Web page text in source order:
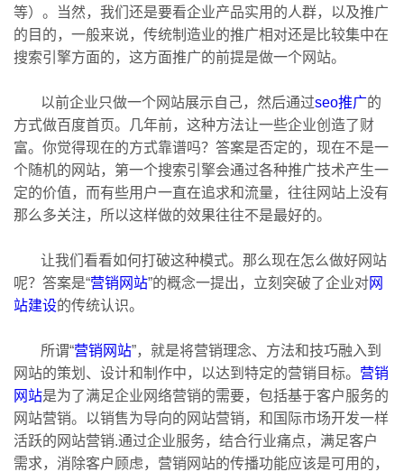
等）。当然，我们还是要看企业产品实用的人群，以及推广
的目的，一般来说，传统制造业的推广相对还是比较集中在
搜索引擎方面的，这方面推广的前提是做一个网站。
以前企业只做一个网站展示自己，然后通过seo推广的
方式做百度首页。几年前，这种方法让一些企业创造了财
富。你觉得现在的方式靠谱吗？答案是否定的，现在不是一
个随机的网站，第一个搜索引擎会通过各种推广技术产生一
定的价值，而有些用户一直在追求和流量，往往网站上没有
那么多关注，所以这样做的效果往往不是最好的。
让我们看看如何打破这种模式。那么现在怎么做好网站
呢？答案是“营销网站”的概念一提出，立刻突破了企业对网
站建设的传统认识。
所谓“营销网站”，就是将营销理念、方法和技巧融入到
网站的策划、设计和制作中，以达到特定的营销目标。 营销
网站是为了满足企业网络营销的需要，包括基于客户服务的
网站营销。以销售为导向的网站营销，和国际市场开发一样
活跃的网站营销.通过企业服务，结合行业痛点，满足客户
需求，消除客户顾虑，营销网站的传播功能应该是可用的，